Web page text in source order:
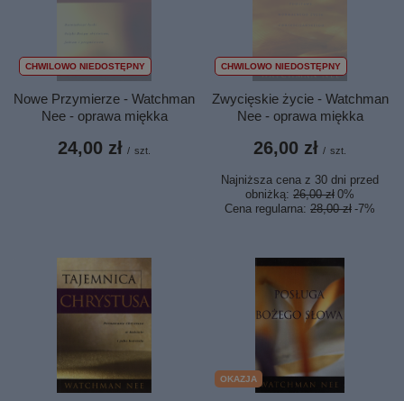
CHWILOWO NIEDOSTĘPNY
Nowe Przymierze - Watchman
Nee - oprawa miękka
24,00 zł / szt.
CHWILOWO NIEDOSTĘPNY
Zwycięskie życie - Watchman
Nee - oprawa miękka
26,00 zł / szt.
Najniższa cena z 30 dni przed
obniżką: 26,00 zł 0%
Cena regularna: 28,00 zł -7%
OKAZJA